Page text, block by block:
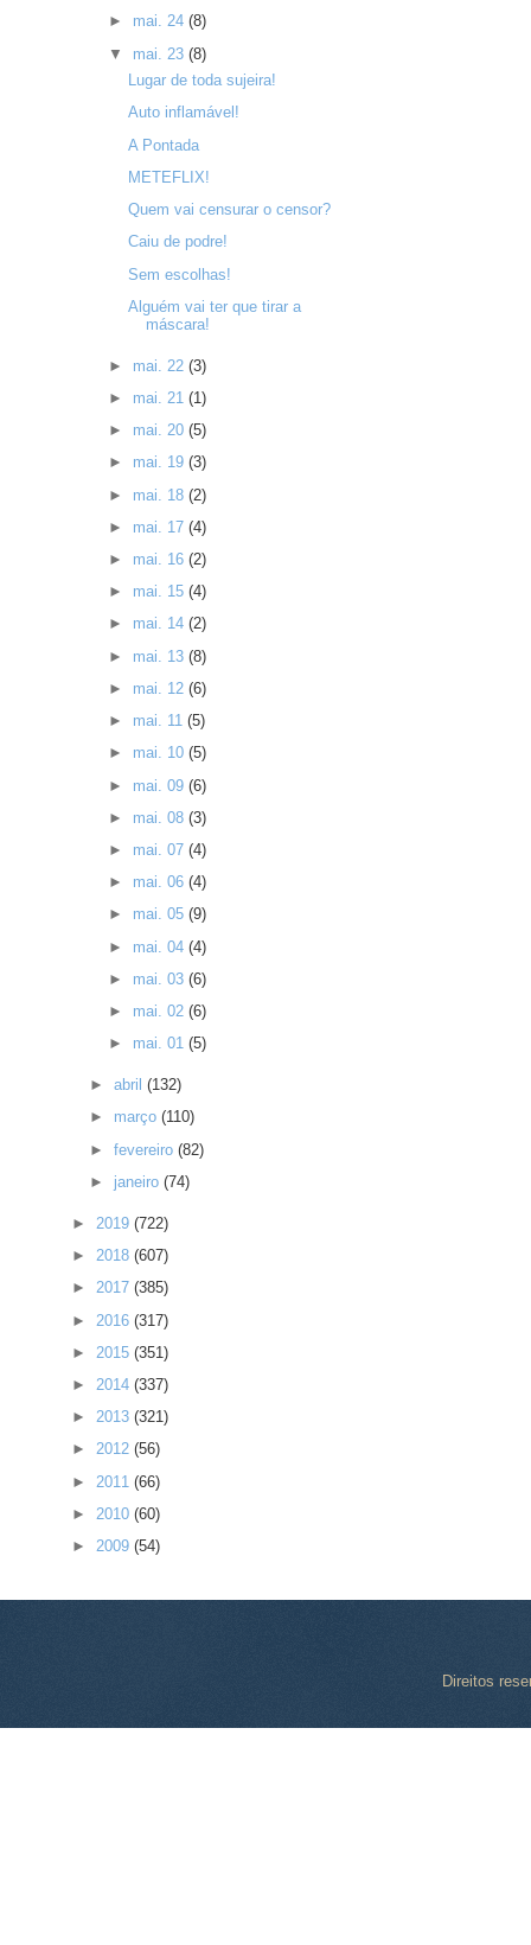
► mai. 24 (8)
▼ mai. 23 (8)
Lugar de toda sujeira!
Auto inflamável!
A Pontada
METEFLIX!
Quem vai censurar o censor?
Caiu de podre!
Sem escolhas!
Alguém vai ter que tirar a
máscara!
► mai. 22 (3)
► mai. 21 (1)
► mai. 20 (5)
► mai. 19 (3)
► mai. 18 (2)
► mai. 17 (4)
► mai. 16 (2)
► mai. 15 (4)
► mai. 14 (2)
► mai. 13 (8)
► mai. 12 (6)
► mai. 11 (5)
► mai. 10 (5)
► mai. 09 (6)
► mai. 08 (3)
► mai. 07 (4)
► mai. 06 (4)
► mai. 05 (9)
► mai. 04 (4)
► mai. 03 (6)
► mai. 02 (6)
► mai. 01 (5)
►abril(132)
► março(110)
►fevereiro(82)
► janeiro(74)
► 2019 (722)
► 2018 (607)
► 2017 (385)
► 2016 (317)
► 2015 (351)
► 2014 (337)
► 2013 (321)
► 2012 (56)
► 2011 (66)
► 2010 (60)
► 2009 (54)
Direitos